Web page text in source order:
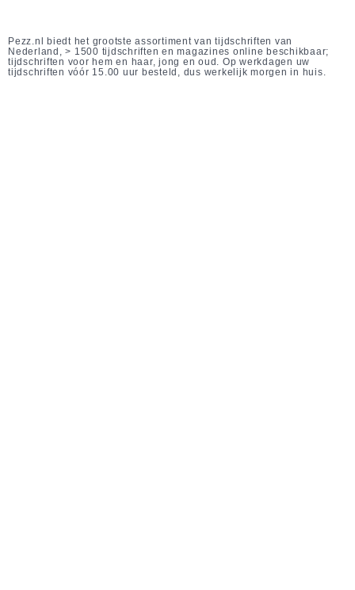
Pezz.nl biedt het grootste assortiment van tijdschriften van
Nederland, > 1500 tijdschriften en magazines online beschikbaar;
tijdschriften voor hem en haar, jong en oud. Op werkdagen uw
tijdschriften vóór 15.00 uur besteld, dus werkelijk morgen in huis.